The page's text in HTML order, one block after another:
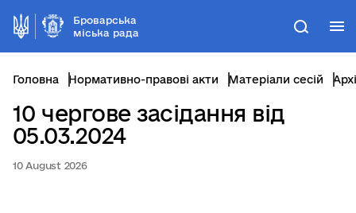
Броварська
міська рада
Пошук
Головна Нормативно-правові акти Матеріали сесій
10 чергове засідання від
05.03.2024
10 August 2026